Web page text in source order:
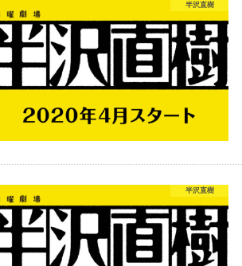
半沢直樹
半沢直樹